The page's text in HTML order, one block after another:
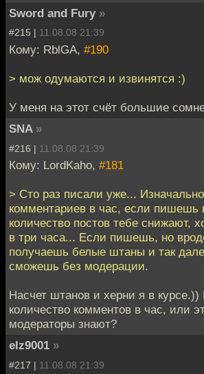
Sword and Fury »
#215 | 11.08.08 21:39
Кому: RblGA, #190
> мож одумаются и извинятся :)
У меня на этот счёт большие
SNA »
#216 | 11.08.08 21:39
Кому: LordKaho, #181
> Сто раз писали уже...
комментариев в час, если пишешь
количество постов тебе снижают,
в три часа... Если пишешь, но
получаешь белые штаны и так
сможешь без модерации.
Насчет штанов и херни я в курсе.))
количество комментов в час, или
модераторы знают?
elz9001 »
#217 | 11.08.08 21:39